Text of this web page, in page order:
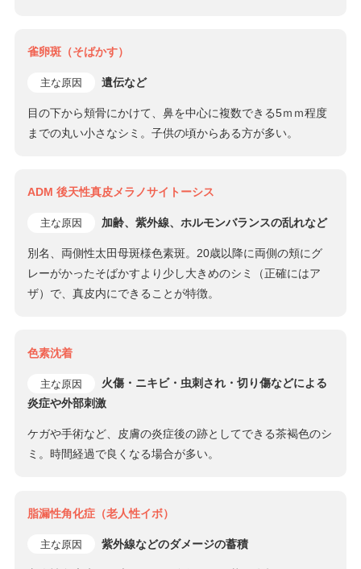
雀卵斑（そばかす）
主な原因 遺伝など
目の下から頬骨にかけて、鼻を中心に複数できる5ｍｍ程度
までの丸い小さなシミ。子供の頃からある方が多い。
ADM 後天性真皮メラノサイトーシス
主な原因 加齢、紫外線、ホルモンバランスの乱れなど
別名、両側性太田母斑様色素斑。20歳以降に両側の頬にグ
レーがかったそばかすより少し大きめのシミ（正確にはア
ザ）で、真皮内にできることが特徴。
色素沈着
主な原因
火傷・ニキビ・虫刺され・切り傷などによる
炎症や外部刺激
ケガや手術など、皮膚の炎症後の跡としてできる茶褐色のシ
ミ。時間経過で良くなる場合が多い。
脂漏性角化症（老人性イボ）
主な原因 紫外線などのダメージの蓄積